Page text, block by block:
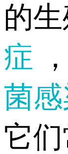
的
症
菌
它